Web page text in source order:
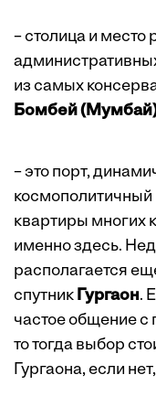
– столица и место
из самых
Бомбей
– это порт,
квартиры многих
именно здесь.
располагается
спутник Гургаон.
частое общение с
то тогда выбор
Гургаона, если